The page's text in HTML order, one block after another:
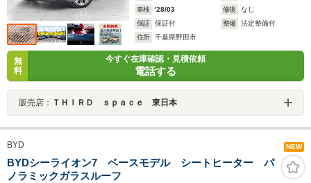
車検
'28/03 修復
なし
保証
保証付 整備
法定整備付
住所
千葉県野田市
無
料
今すぐ在庫確認・見積依頼
電話する
販売店： ＴＨＩＲＤ ｓｐａｃｅ 東日本
BYD NEW
BYDシーライオン7 ベースモデル シートヒーター パ
ノラミックガラスルーフ